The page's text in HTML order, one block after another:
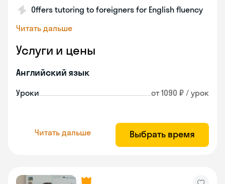
Offers tutoring to foreigners for English fluency
Читать дальше
Услуги и цены
Английский язык
Уроки от 1090 ₽ / урок
Читать дальше Выбрать время